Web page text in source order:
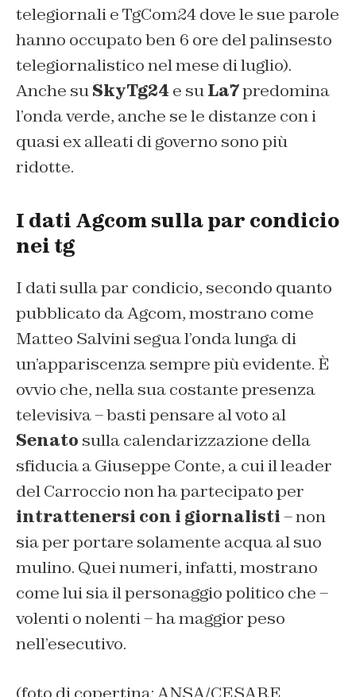
telegiornali e TgCom24 dove le sue parole
hanno occupato ben 6 ore del palinsesto
telegiornalistico nel mese di luglio).
Anche suSkyTg24 e suLa7predomina
l’onda verde, anche se le distanze con i
quasi ex alleati di governo sono più
ridotte.
I dati Agcom sulla par condicio
nei tg
I dati sulla par condicio, secondo quanto
pubblicato da Agcom, mostrano come
Matteo Salvini segua l’onda lunga di
un’appariscenza sempre più evidente. È
ovvio che, nella sua costante presenza
televisiva – basti pensare al voto al
Senato sulla calendarizzazione della
sfiducia a Giuseppe Conte, a cui il leader
del Carroccio non ha partecipato per
intrattenersi con i giornalisti– non
sia per portare solamente acqua al suo
mulino. Quei numeri, infatti, mostrano
come lui sia il personaggio politico che –
volenti o nolenti – ha maggior peso
nell’esecutivo.
(foto di copertina: ANSA/CESARE